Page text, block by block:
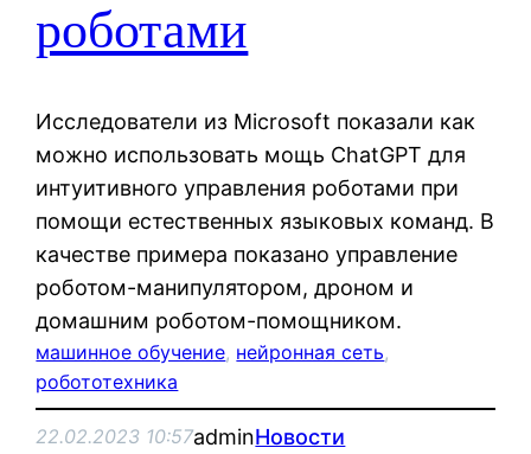
роботами
Исследователи из Microsoft показали как
можно использовать мощь ChatGPT для
интуитивного управления роботами при
помощи естественных языковых команд. В
качестве примера показано управление
роботом-манипулятором, дроном и
домашним роботом-помощником.
машинное обучение, нейронная сеть
робототехника
22.02.2023 10:57adminНовости